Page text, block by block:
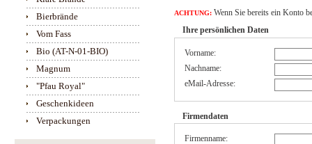
Bierbrände
Vom Fass
Bio (AT-N-01-BIO)
Magnum
"Pfau Royal"
Geschenkideen
Verpackungen
ACHTUNG: Wenn Sie bereits ein Konto
Ihre persönlichen Daten
Vorname:
Nachname:
eMail-Adresse:
Firmendaten
Firmenname: